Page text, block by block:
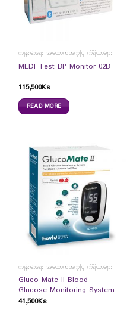
ကျန်းမာရေး အထောက်အကူပြု ကိရိယာများ
MEDI Test BP Monitor 02B
115,500Ks
READ MORE
ကျန်းမာရေး အထောက်အကူပြု ကိရိယာများ
Gluco Mate II Blood
Glucose Monitoring System
41,500Ks